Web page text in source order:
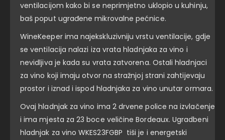
ventilacijom kako bi se neprimjetno uklopio u kuhinju,
baš poput ugrađene mikrovalne pećnice.
WineKeeper ima najekskluzivniju vrstu ventilacije, gdje
se ventilacija nalazi iza vrata hladnjaka za vino i
nevidljiva je kada su vrata zatvorena. Ostali hladnjaci
za vino koji imaju otvor na stražnjoj strani zahtijevaju
prostor i iznad i ispod hladnjaka za vino unutar ormara.
Ovaj hladnjak za vino ima 2 drvene police na izvlačenje
i ima mjesta za 23 boce veličine Bordeaux. Ugradbeni
hladnjak za vino WKES23FGBP tiši je i energetski